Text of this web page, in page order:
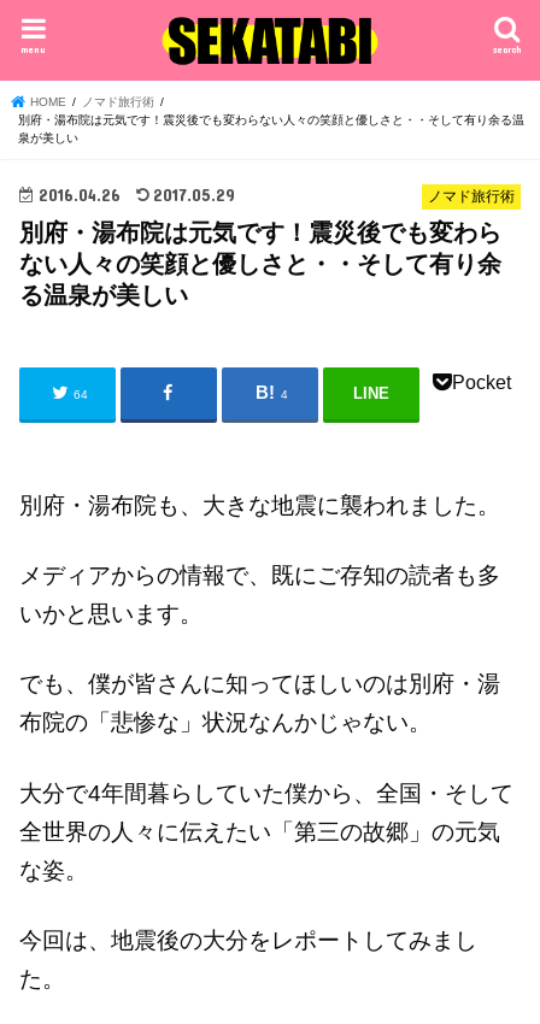
search
menu
HOME
ノマド旅行術
別府・湯布院は元気です！震災後でも変わらない人々の笑顔と優しさと・・そして有り余る温
泉が美しい
ノマド旅行術
2016.04.26 2017.05.29
別府・湯布院は元気です！震災後でも変わら
ない人々の笑顔と優しさと・・そして有り余
る温泉が美しい
64 4 LINE
Pocket
別府・湯布院も、大きな地震に襲われました。
メディアからの情報で、既にご存知の読者も多
いかと思います。
でも、僕が皆さんに知ってほしいのは別府・湯
布院の「悲惨な」状況なんかじゃない。
大分で4年間暮らしていた僕から、全国・そして
全世界の人々に伝えたい「第三の故郷」の元気
な姿。
今回は、地震後の大分をレポートしてみまし
た。